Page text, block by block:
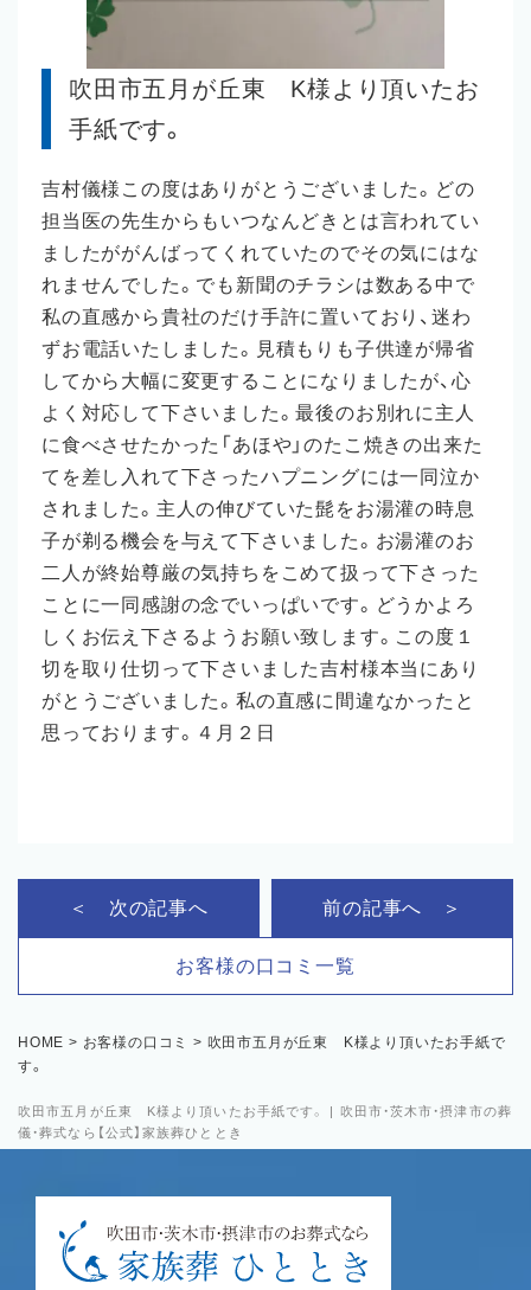
吹田市五月が丘東 K様より頂いたお手紙です。 | 吹田市・茨木市・摂津市の葬
儀・葬式なら【公式】家族葬ひととき
吹田市五月が丘東 K様より頂いたお
手紙です。
吉村儀様この度はありがとうございました。どの
担当医の先生からもいつなんどきとは言われてい
ましたががんばってくれていたのでその気にはな
れませんでした。でも新聞のチラシは数ある中で
私の直感から貴社のだけ手許に置いており、迷わ
ずお電話いたしました。見積もりも子供達が帰省
してから大幅に変更することになりましたが、心
よく対応して下さいました。最後のお別れに主人
に食べさせたかった「あほや」のたこ焼きの出来た
てを差し入れて下さったハプニングには一同泣か
されました。主人の伸びていた髭をお湯灌の時息
子が剃る機会を与えて下さいました。お湯灌のお
二人が終始尊厳の気持ちをこめて扱って下さった
ことに一同感謝の念でいっぱいです。どうかよろ
しくお伝え下さるようお願い致します。この度１
切を取り仕切って下さいました吉村様本当にあり
がとうございました。私の直感に間違なかったと
思っております。４月２日
＜ 次の記事へ
お客様の口コミ一覧
前の記事へ ＞
HOME > お客様の口コミ > 吹田市五月が丘東 K様より頂いたお手紙で
す。